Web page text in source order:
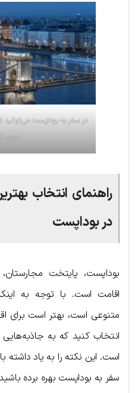
در سفر به بوداپست می‌توانید
دیدن
راهنمای انتخاب
در بوداپست
بوداپست، پایتخت
اقامت است. با توجه به
متنوعی است، بهتر است برای
انتخاب کنید که به
است. این نکته را به یاد داشته
سفر به بوداپست بهره برده